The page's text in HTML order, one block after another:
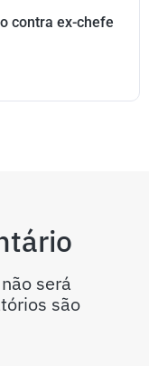
contra ex-chefe
será
são